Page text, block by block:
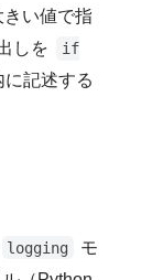
きい値で指
しを
if
に記述する
logging
モ